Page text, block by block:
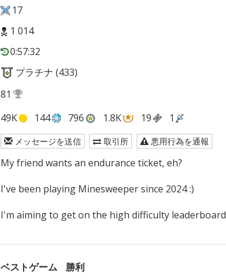
17
1 014
0:57:32
プラチナ (433)
81
49K 144 796 1.8K 19 1
メッセージを送信 取引所 悪用行為を通報
My friend wants an endurance ticket, eh?
I've been playing Minesweeper since 2024 :)
I'm aiming to get on the high difficulty leaderboard
ベストゲーム
勝利